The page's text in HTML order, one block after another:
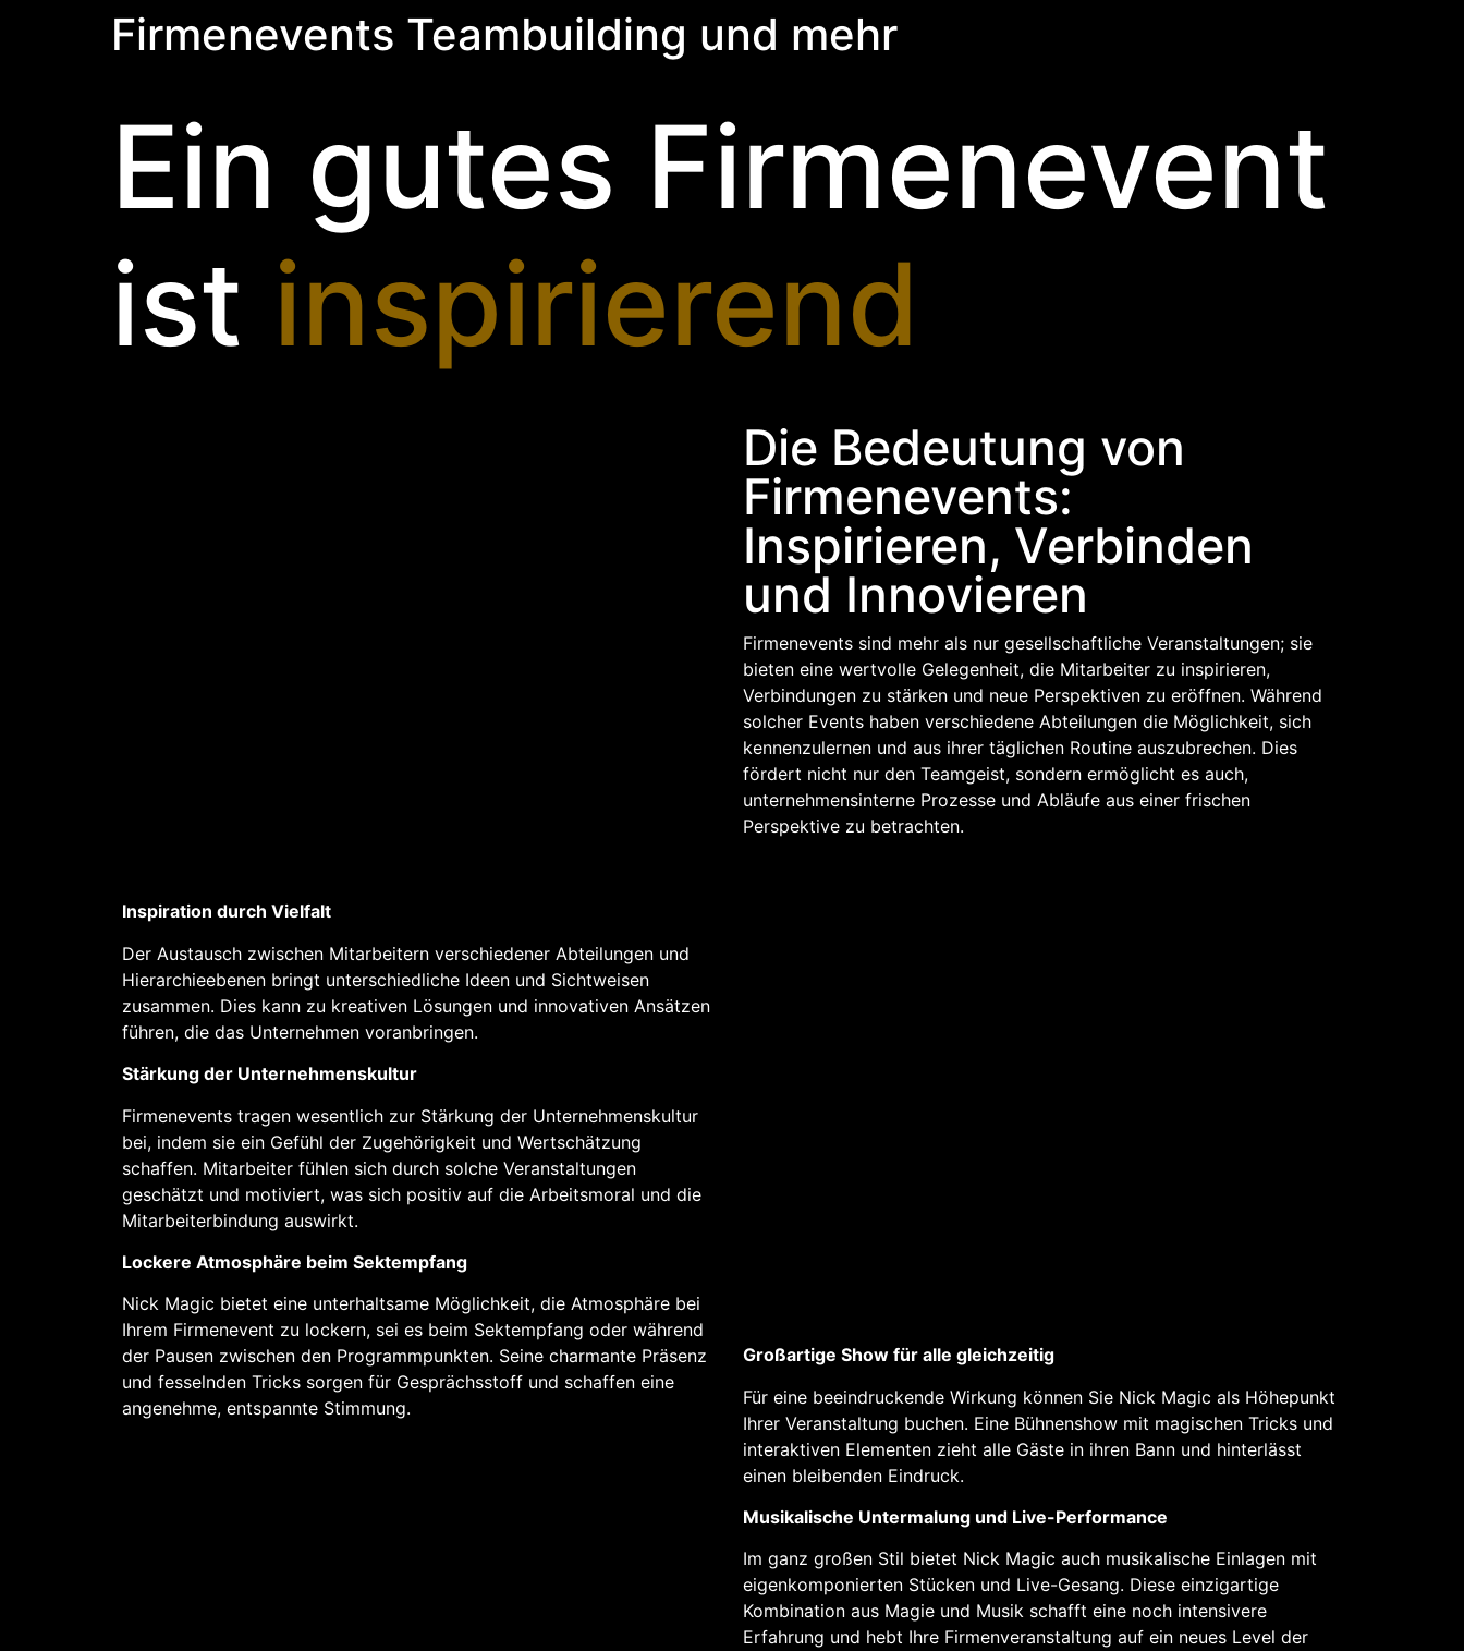
Firmenevents Teambuilding und mehr
Ein gutes Firmenevent
ist inspirierend
Die Bedeutung von
Firmenevents:
Inspirieren, Verbinden
und Innovieren
Firmenevents sind mehr als nur gesellschaftliche Veranstaltungen; sie
bieten eine wertvolle Gelegenheit, die Mitarbeiter zu inspirieren,
Verbindungen zu stärken und neue Perspektiven zu eröffnen. Während
solcher Events haben verschiedene Abteilungen die Möglichkeit, sich
kennenzulernen und aus ihrer täglichen Routine auszubrechen. Dies
fördert nicht nur den Teamgeist, sondern ermöglicht es auch,
unternehmensinterne Prozesse und Abläufe aus einer frischen
Perspektive zu betrachten.
Inspiration durch Vielfalt
Der Austausch zwischen Mitarbeitern verschiedener Abteilungen und
Hierarchieebenen bringt unterschiedliche Ideen und Sichtweisen
zusammen. Dies kann zu kreativen Lösungen und innovativen Ansätzen
führen, die das Unternehmen voranbringen.
Stärkung der Unternehmenskultur
Firmenevents tragen wesentlich zur Stärkung der Unternehmenskultur
bei, indem sie ein Gefühl der Zugehörigkeit und Wertschätzung
schaffen. Mitarbeiter fühlen sich durch solche Veranstaltungen
geschätzt und motiviert, was sich positiv auf die Arbeitsmoral und die
Mitarbeiterbindung auswirkt.
Lockere Atmosphäre beim Sektempfang
Nick Magic bietet eine unterhaltsame Möglichkeit, die Atmosphäre bei
Ihrem Firmenevent zu lockern, sei es beim Sektempfang oder während
der Pausen zwischen den Programmpunkten. Seine charmante Präsenz
und fesselnden Tricks sorgen für Gesprächsstoff und schaffen eine
angenehme, entspannte Stimmung.
Großartige Show für alle gleichzeitig
Für eine beeindruckende Wirkung können Sie Nick Magic als Höhepunkt
Ihrer Veranstaltung buchen. Eine Bühnenshow mit magischen Tricks und
interaktiven Elementen zieht alle Gäste in ihren Bann und hinterlässt
einen bleibenden Eindruck.
Musikalische Untermalung und Live-Performance
Im ganz großen Stil bietet Nick Magic auch musikalische Einlagen mit
eigenkomponierten Stücken und Live-Gesang. Diese einzigartige
Kombination aus Magie und Musik schafft eine noch intensivere
Erfahrung und hebt Ihre Firmenveranstaltung auf ein neues Level der